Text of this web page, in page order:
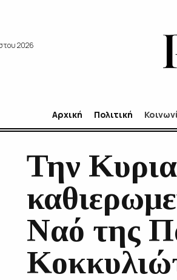
2026
Αρχική Πολιτική
Την
Ναό της